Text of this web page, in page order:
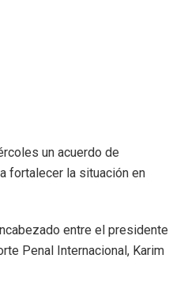
un acuerdo de
fortalecer la situación en
entre el presidente
Penal Internacional, Karim